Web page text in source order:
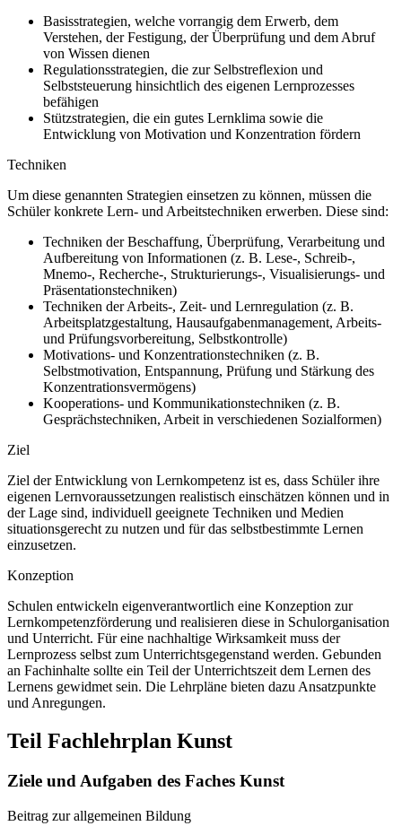
Basisstrategien, welche vorrangig dem Erwerb, dem
Verstehen, der Festigung, der Überprüfung und dem Abruf
von Wissen dienen
Regulationsstrategien, die zur Selbstreflexion und
Selbststeuerung hinsichtlich des eigenen Lernprozesses
befähigen
Stützstrategien, die ein gutes Lernklima sowie die
Entwicklung von Motivation und Konzentration fördern
Techniken
Um diese genannten Strategien einsetzen zu können, müssen die
Schüler konkrete Lern- und Arbeitstechniken erwerben. Diese sind:
Techniken der Beschaffung, Überprüfung, Verarbeitung und
Aufbereitung von Informationen (z. B. Lese-, Schreib-,
Mnemo-, Recherche-, Strukturierungs-, Visualisierungs- und
Präsentationstechniken)
Techniken der Arbeits-, Zeit- und Lernregulation (z. B.
Arbeitsplatzgestaltung, Hausaufgabenmanagement, Arbeits-
und Prüfungsvorbereitung, Selbstkontrolle)
Motivations- und Konzentrationstechniken (z. B.
Selbstmotivation, Entspannung, Prüfung und Stärkung des
Konzentrationsvermögens)
Kooperations- und Kommunikationstechniken (z. B.
Gesprächstechniken, Arbeit in verschiedenen Sozialformen)
Ziel
Ziel der Entwicklung von Lernkompetenz ist es, dass Schüler ihre
eigenen Lernvoraussetzungen realistisch einschätzen können und in
der Lage sind, individuell geeignete Techniken und Medien
situationsgerecht zu nutzen und für das selbstbestimmte Lernen
einzusetzen.
Konzeption
Schulen entwickeln eigenverantwortlich eine Konzeption zur
Lernkompetenzförderung und realisieren diese in Schulorganisation
und Unterricht. Für eine nachhaltige Wirksamkeit muss der
Lernprozess selbst zum Unterrichtsgegenstand werden. Gebunden
an Fachinhalte sollte ein Teil der Unterrichtszeit dem Lernen des
Lernens gewidmet sein. Die Lehrpläne bieten dazu Ansatzpunkte
und Anregungen.
Teil Fachlehrplan Kunst
Ziele und Aufgaben des Faches Kunst
Beitrag zur allgemeinen Bildung